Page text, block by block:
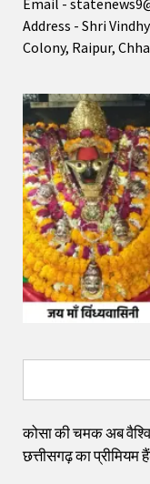
Address - Shri
Colony, Raipur,
कोसा की चमक अब
छत्तीसगढ़ का